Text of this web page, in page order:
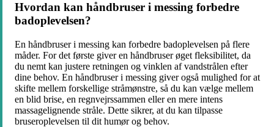
Hvordan kan håndbruser i messing forbedre
badoplevelsen?
En håndbruser i messing kan forbedre badoplevelsen på flere
måder. For det første giver en håndbruser øget fleksibilitet, da
du nemt kan justere retningen og vinklen af vandstrålen efter
dine behov. En håndbruser i messing giver også mulighed for at
skifte mellem forskellige stråmønstre, så du kan vælge mellem
en blid brise, en regnvejrssammen eller en mere intens
massagelignende stråle. Dette sikrer, at du kan tilpasse
bruseroplevelsen til dit humør og behov.